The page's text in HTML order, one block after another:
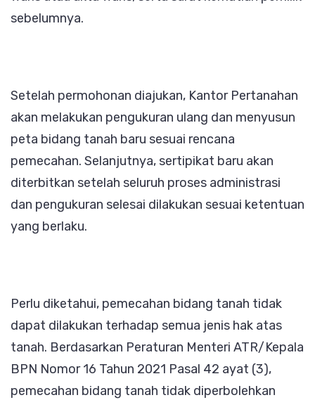
sebelumnya.
Setelah permohonan diajukan, Kantor Pertanahan
akan melakukan pengukuran ulang dan menyusun
peta bidang tanah baru sesuai rencana
pemecahan. Selanjutnya, sertipikat baru akan
diterbitkan setelah seluruh proses administrasi
dan pengukuran selesai dilakukan sesuai ketentuan
yang berlaku.
Perlu diketahui, pemecahan bidang tanah tidak
dapat dilakukan terhadap semua jenis hak atas
tanah. Berdasarkan Peraturan Menteri ATR/Kepala
BPN Nomor 16 Tahun 2021 Pasal 42 ayat (3),
pemecahan bidang tanah tidak diperbolehkan